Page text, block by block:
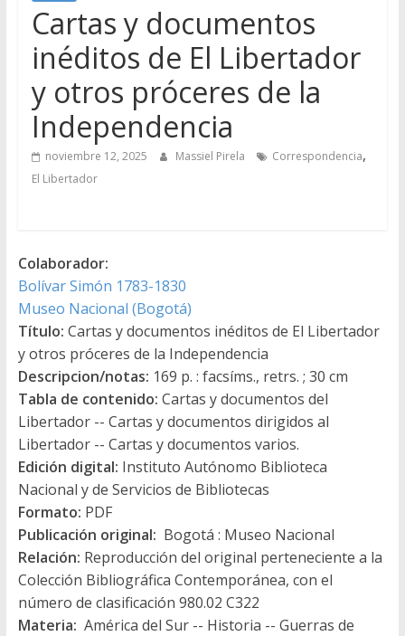
Cartas y documentos
inéditos de El Libertador
y otros próceres de la
Independencia
noviembre 12, 2025 Massiel Pirela Correspondencia,
El Libertador
Colaborador:
Bolívar Simón 1783-1830
Museo Nacional (Bogotá)
Título: Cartas y documentos inéditos de El Libertador
y otros próceres de la Independencia
Descripcion/notas: 169 p. : facsíms., retrs. ; 30 cm
Tabla de contenido: Cartas y documentos del
Libertador -- Cartas y documentos dirigidos al
Libertador -- Cartas y documentos varios.
Edición digital: Instituto Autónomo Biblioteca
Nacional y de Servicios de Bibliotecas
Formato: PDF
Publicación original: Bogotá : Museo Nacional
Relación: Reproducción del original perteneciente a la
Colección Bibliográfica Contemporánea, con el
número de clasificación 980.02 C322
Materia: América del Sur -- Historia -- Guerras de